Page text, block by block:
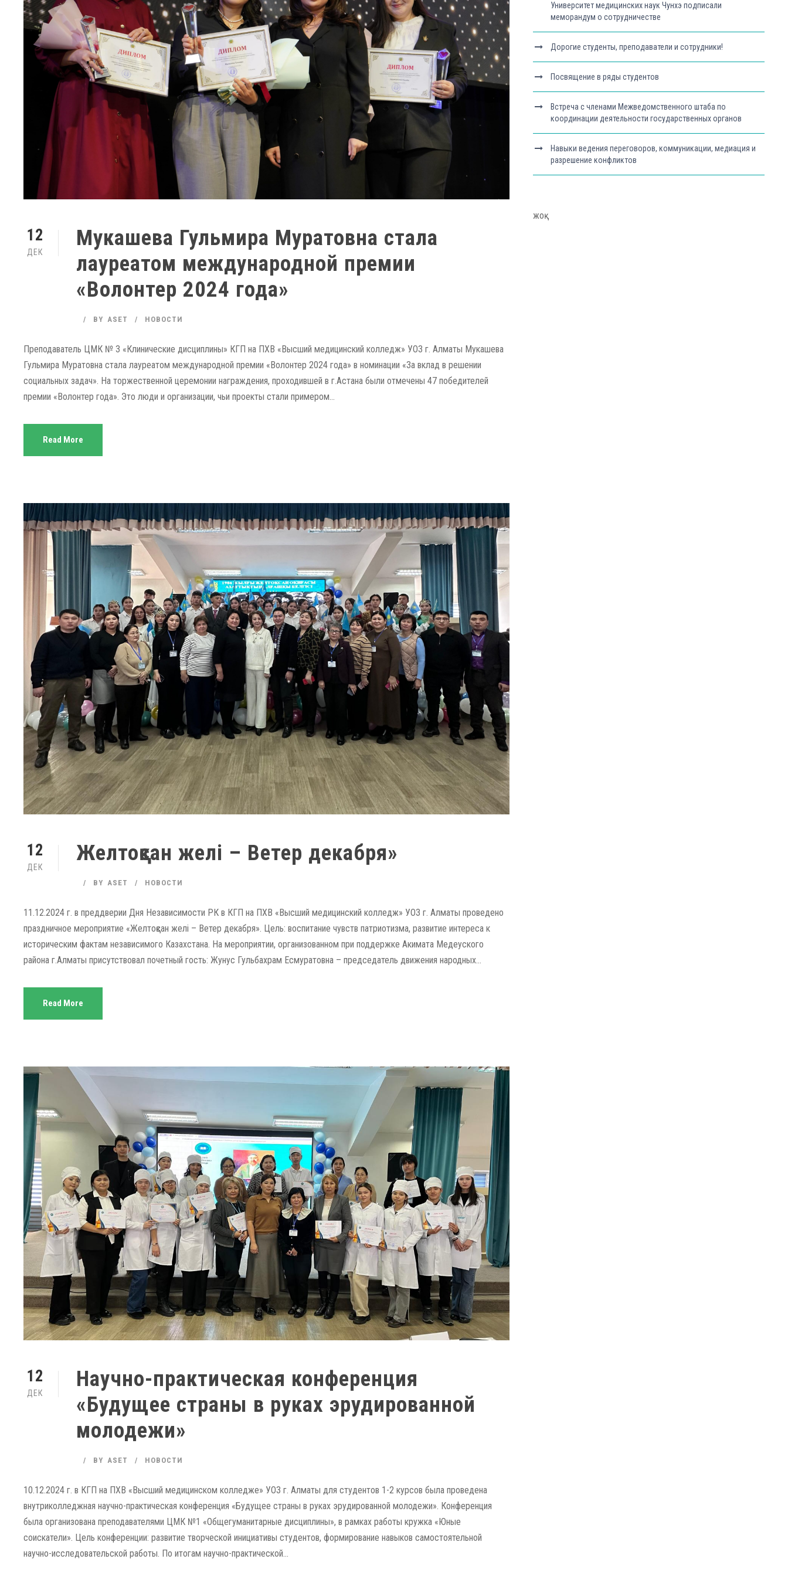
12
ДЕК
Мукашева Гульмира Муратовна стала
лауреатом международной премии
«Волонтер 2024 года»
BY ASET НОВОСТИ
Преподаватель ЦМК № 3 «Клинические дисциплины» КГП на ПХВ «Высший медицинский колледж» УОЗ г. Алматы Мукашева
Гульмира Муратовна стала лауреатом международной премии «Волонтер 2024 года» в номинации «За вклад в решении
социальных задач». На торжественной церемонии награждения, проходившей в г.Астана были отмечены 47 победителей
премии «Волонтер года». Это люди и организации, чьи проекты стали примером...
Read More
12
ДЕК
Желтоқсан желі – Ветер декабря»
BY ASET НОВОСТИ
11.12.2024 г. в преддверии Дня Независимости РК в КГП на ПХВ «Высший медицинский колледж» УОЗ г. Алматы проведено
праздничное мероприятие «Желтоқсан желі – Ветер декабря». Цель: воспитание чувств патриотизма, развитие интереса к
историческим фактам независимого Казахстана. На мероприятии, организованном при поддержке Акимата Медеуского
района г.Алматы присутствовал почетный гость: Жунус Гульбахрам Есмуратовна – председатель движения народных...
Read More
12
ДЕК
Научно-практическая конференция
«Будущее страны в руках эрудированной
молодежи»
BY ASET НОВОСТИ
10.12.2024 г. в КГП на ПХВ «Высший медицинском колледже» УОЗ г. Алматы для студентов 1-2 курсов была проведена
внутриколледжная научно-практическая конференция «Будущее страны в руках эрудированной молодежи». Конференция
была организована преподавателями ЦМК №1 «Общегуманитарные дисциплины», в рамках работы кружка «Юные
соискатели». Цель конференции: развитие творческой инициативы студентов, формирование навыков самостоятельной
научно-исследовательской работы. По итогам научно-практической...
Университет медицинских наук Чунхэ подписали
меморандум о сотрудничестве
Дорогие студенты, преподаватели и сотрудники!
Посвящение в ряды студентов
Встреча с членами Межведомственного штаба по
координации деятельности государственных органов
Навыки ведения переговоров, коммуникации, медиация и
разрешение конфликтов
жоқ